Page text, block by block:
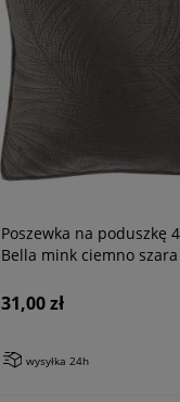
Poszewka na poduszkę
Bella mink ciemno szara
31,00 zł
wysyłka 24h